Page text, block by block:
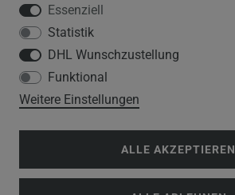
SERVICE
WIDERRUFSFORMULAR
Essenziell
Statistik
DHL Wunschzustellung
Funktional
Weitere Einstellungen
ALLE AKZEPTIEREN